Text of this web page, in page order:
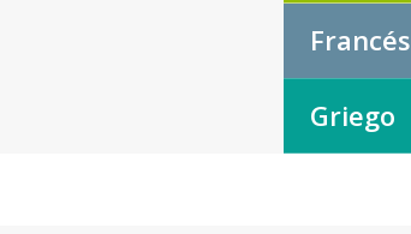
Francés
Griego